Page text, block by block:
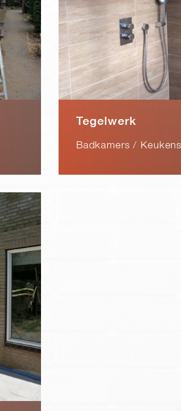
Tegelwerk
Badkamers /